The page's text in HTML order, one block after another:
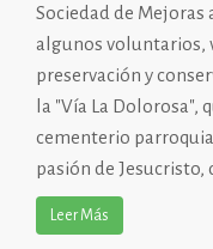
Sociedad de
algunos voluntarios,
preservación y
la "Vía La Dolorosa",
cementerio
pasión de Jesucristo,
Leer Más